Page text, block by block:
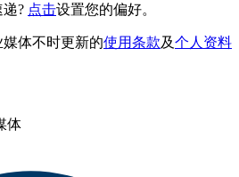
? 点击设置您的偏好。
体不时更新的使用条款及个人资料
体